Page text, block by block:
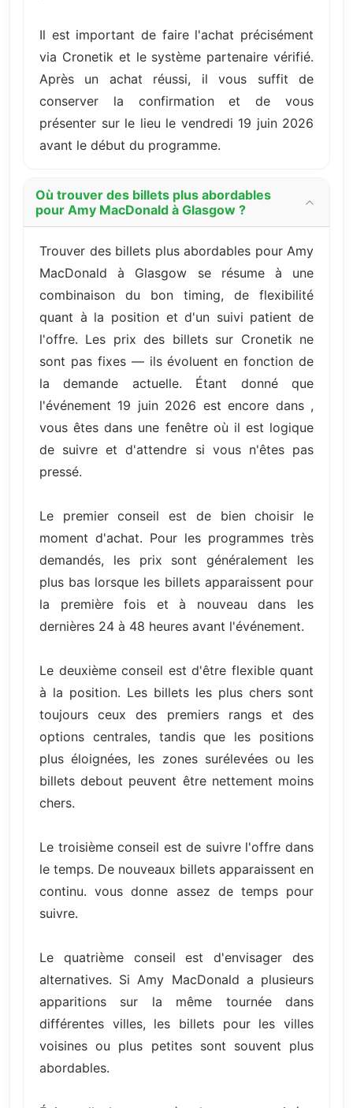
Il est important de faire l'achat précisément
via Cronetik et le système partenaire vérifié.
Après un achat réussi, il vous suffit de
conserver la confirmation et de vous
présenter sur le lieu le vendredi 19 juin 2026
avant le début du programme.
Où trouver des billets plus abordables
pour Amy MacDonald à Glasgow ?
Trouver des billets plus abordables pour Amy
MacDonald à Glasgow se résume à une
combinaison du bon timing, de flexibilité
quant à la position et d'un suivi patient de
l'offre. Les prix des billets sur Cronetik ne
sont pas fixes — ils évoluent en fonction de
la demande actuelle. Étant donné que
l'événement 19 juin 2026 est encore dans ,
vous êtes dans une fenêtre où il est logique
de suivre et d'attendre si vous n'êtes pas
pressé.
Le premier conseil est de bien choisir le
moment d'achat. Pour les programmes très
demandés, les prix sont généralement les
plus bas lorsque les billets apparaissent pour
la première fois et à nouveau dans les
dernières 24 à 48 heures avant l'événement.
Le deuxième conseil est d'être flexible quant
à la position. Les billets les plus chers sont
toujours ceux des premiers rangs et des
options centrales, tandis que les positions
plus éloignées, les zones surélevées ou les
billets debout peuvent être nettement moins
chers.
Le troisième conseil est de suivre l'offre dans
le temps. De nouveaux billets apparaissent en
continu. vous donne assez de temps pour
suivre.
Le quatrième conseil est d'envisager des
alternatives. Si Amy MacDonald a plusieurs
apparitions sur la même tournée dans
différentes villes, les billets pour les villes
voisines ou plus petites sont souvent plus
abordables.